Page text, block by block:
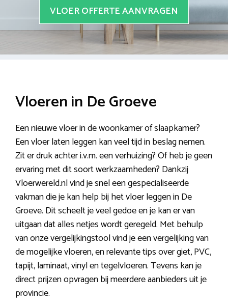
VLOER OFFERTE AANVRAGEN
Vloeren in De Groeve
Een nieuwe vloer in de woonkamer of slaapkamer?
Een vloer laten leggen kan veel tijd in beslag nemen.
Zit er druk achter i.v.m. een verhuizing? Of heb je geen
ervaring met dit soort werkzaamheden? Dankzij
Vloerwereld.nl vind je snel een gespecialiseerde
vakman die je kan help bij het vloer leggen in De
Groeve. Dit scheelt je veel gedoe en je kan er van
uitgaan dat alles netjes wordt geregeld. Met behulp
van onze vergelijkingstool vind je een vergelijking van
de mogelijke vloeren, en relevante tips over giet, PVC,
tapijt, laminaat, vinyl en tegelvloeren. Tevens kan je
direct prijzen opvragen bij meerdere aanbieders uit je
provincie.